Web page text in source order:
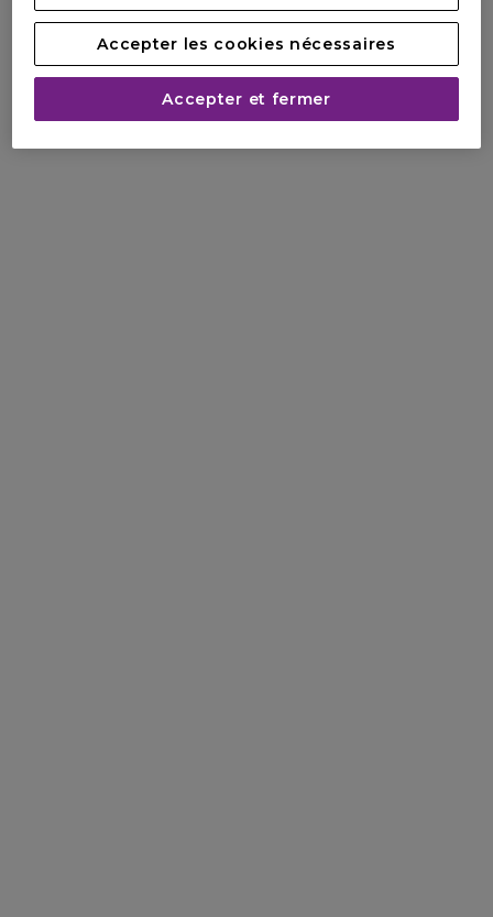
Accepter les cookies nécessaires
Accepter et fermer